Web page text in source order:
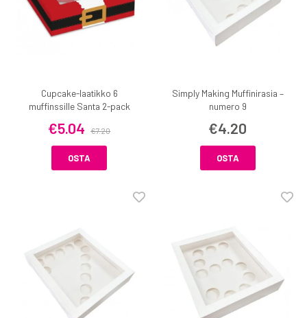
Cupcake-laatikko 6
muffinssille Santa 2-pack
€5.04 €7.20
OSTA
Simply Making Muffinirasia –
numero 9
€4.20
OSTA